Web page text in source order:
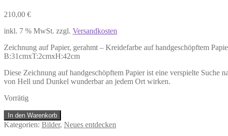
210,00 €
inkl. 7 % MwSt. zzgl. Versandkosten
Zeichnung auf Papier, gerahmt – Kreidefarbe auf handgeschöpftem
B:31cmxT:2cmxH:42cm
Diese Zeichnung auf handgeschöpftem Papier ist eine verspielte Suche
von Hell und Dunkel wunderbar an jedem Ort wirken.
Vorrätig
Linie
Menge
In den Warenkorb
Kategorien: Bilder, Neues entdecken